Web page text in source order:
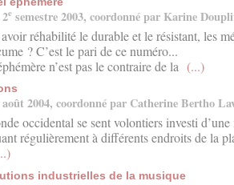
e semestre 2003, coordonné par Karine
réhabilité le durable et le résistant, les
? C’est le pari de ce numéro...
n’est pas le contraire de la (...)
2004, coordonné par Catherine Bertho
occidental se sent volontiers investi
régulièrement à différents endroits de la
industrielles de la musique